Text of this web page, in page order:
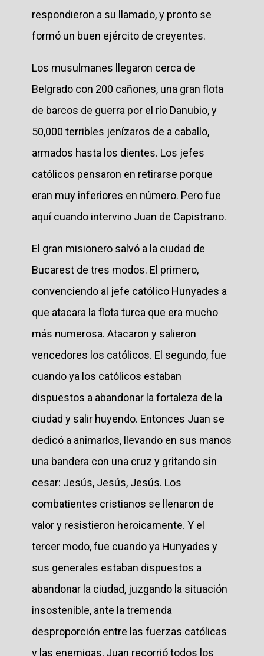
respondieron a su llamado, y pronto se
formó un buen ejército de creyentes.
Los musulmanes llegaron cerca de
Belgrado con 200 cañones, una gran flota
de barcos de guerra por el río Danubio, y
50,000 terribles jenízaros de a caballo,
armados hasta los dientes. Los jefes
católicos pensaron en retirarse porque
eran muy inferiores en número. Pero fue
aquí cuando intervino Juan de Capistrano.
El gran misionero salvó a la ciudad de
Bucarest de tres modos. El primero,
convenciendo al jefe católico Hunyades a
que atacara la flota turca que era mucho
más numerosa. Atacaron y salieron
vencedores los católicos. El segundo, fue
cuando ya los católicos estaban
dispuestos a abandonar la fortaleza de la
ciudad y salir huyendo. Entonces Juan se
dedicó a animarlos, llevando en sus manos
una bandera con una cruz y gritando sin
cesar: Jesús, Jesús, Jesús. Los
combatientes cristianos se llenaron de
valor y resistieron heroicamente. Y el
tercer modo, fue cuando ya Hunyades y
sus generales estaban dispuestos a
abandonar la ciudad, juzgando la situación
insostenible, ante la tremenda
desproporción entre las fuerzas católicas
y las enemigas, Juan recorrió todos los